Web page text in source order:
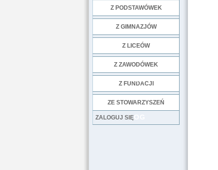
Z PODSTAWÓWEK
Z GIMNAZJÓW
Z LICEÓW
Z ZAWODÓWEK
Z FUNDACJI
ZE STOWARZYSZEŃ
LOG
ZALOGUJ SIĘ